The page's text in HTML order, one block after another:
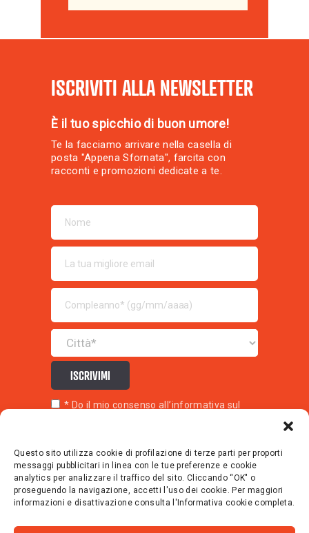
Questo sito utilizza cookie di profilazione di terze parti per proporti
messaggi pubblicitari in linea con le tue preferenze e cookie
analytics per analizzare il traffico del sito. Cliccando “OK" o
proseguendo la navigazione, accetti l'uso dei cookie. Per maggiori
informazioni e disattivazione consulta l'Informativa cookie completa.
ISCRIVITI ALLA NEWSLETTER
È il tuo spicchio di buon umore!
Te la facciamo arrivare nella casella di
posta "Appena Sfornata", farcita con
racconti e promozioni dedicate a te.
ISCRIVIMI
* Do il mio consenso all’informativa sul
Berberè Srl
Via Baldassarre Carrati 1, 40137 Bologna
PI 03066661202